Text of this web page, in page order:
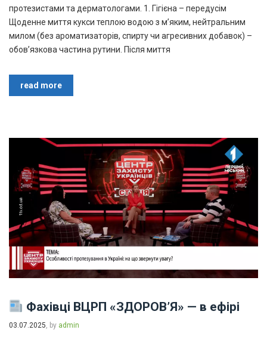
протезистами та дерматологами. 1. Гігієна – передусім
Щоденне миття кукси теплою водою з м’яким, нейтральним
милом (без ароматизаторів, спирту чи агресивних добавок) –
обов’язкова частина рутини. Після миття
read more
Фахівці ВЦРП «ЗДОРОВʼЯ» — в ефірі
03.07.2025 , by admin